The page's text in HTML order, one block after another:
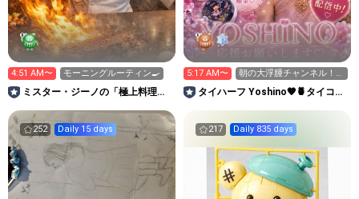
4:51 AM〜 モーニングルーティン🍳
ミスター・ジーノの「極上料理と
5:17 AM〜
朝の大浮腫チャンネル！タ
イコスメイベ🇹🇭🔥
タイハーフ Yoshino‪🧡‬‪🍍タイコス
252 Daily 15 days 217 Daily 835 days